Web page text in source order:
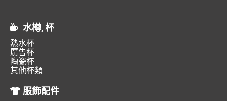
水樽, 杯
熱水杯
廣告杯
陶瓷杯
其他杯類
服飾配件